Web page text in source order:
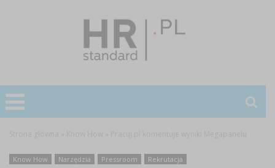
Know How Narzędzia Pressroom Rekrutacja